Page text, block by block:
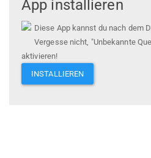
App installieren
Diese App kannst du nach dem
Vergesse nicht, "Unbekannte
aktivieren!
INSTALLIEREN